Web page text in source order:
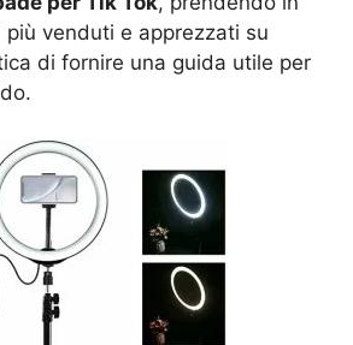
più venduti e apprezzati su
di fornire una guida utile per